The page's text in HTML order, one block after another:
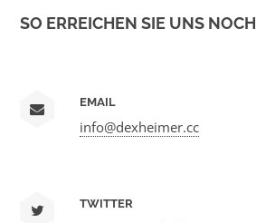
SO ERREICHEN SIE UNS NOCH
EMAIL
info@dexheimer.cc
TWITTER